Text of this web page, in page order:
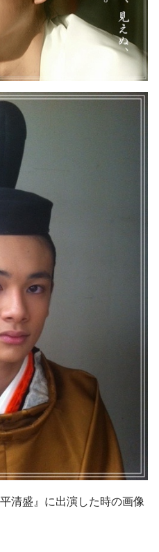
清盛』に出演した時の画像